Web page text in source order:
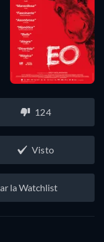
124
Visto
la Watchlist